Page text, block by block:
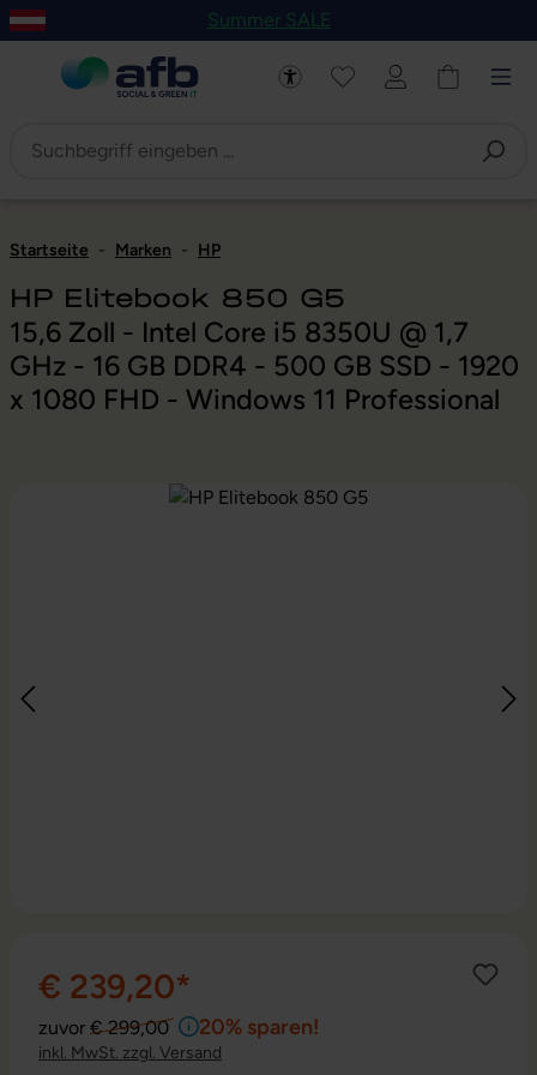
Hauptinhalt springen
Zur Navigation der B2B-Plattform springen
Summer SALE
Startseite - Marken - HP
HP Elitebook 850 G5
15,6 Zoll - Intel Core i5 8350U @ 1,7
GHz - 16 GB DDR4 - 500 GB SSD - 1920
x 1080 FHD - Windows 11 Professional
Bildergalerie überspringen
€ 239,20*
zuvor € 299,00 20% sparen!
inkl. MwSt. zzgl. Versand